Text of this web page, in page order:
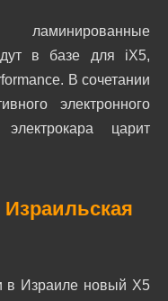
в базе для iX5,
В сочетании
электронного
царит
в Израиле новый X5